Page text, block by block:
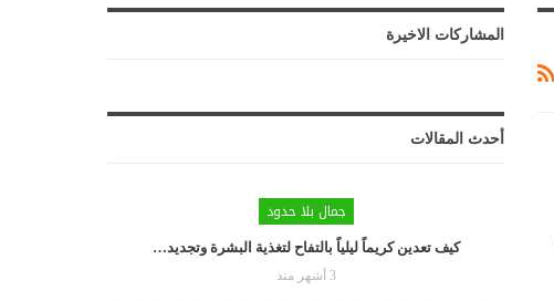
المشاركات الاخيرة
أحدث المقالات
جمال بلا حدود
كيف تعدين كريماً ليلياً بالتفاح لتغذية البشرة وتجديد…
3 أشهر منذ